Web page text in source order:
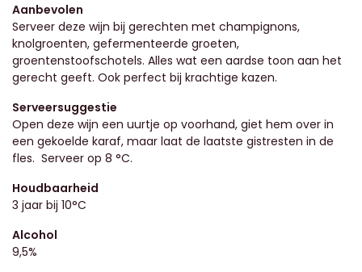
Aanbevolen
Serveer deze wijn bij gerechten met champignons,
knolgroenten, gefermenteerde groeten,
groentenstoofschotels. Alles wat een aardse toon aan het
gerecht geeft. Ook perfect bij krachtige kazen.
Serveersuggestie
Open deze wijn een uurtje op voorhand, giet hem over in
een gekoelde karaf, maar laat de laatste gistresten in de
fles. Serveer op 8 °C.
Houdbaarheid
3 jaar bij 10°C
Alcohol
9,5%